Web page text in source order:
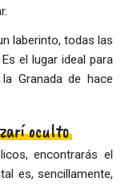
laberinto, todas las
el lugar ideal para
Granada de hace
oculto
encontrarás el
es, sencillamente,